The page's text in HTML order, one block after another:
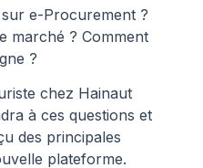
sur e-Procurement ?
marché ? Comment
?
chez Hainaut
à ces questions et
des principales
plateforme.